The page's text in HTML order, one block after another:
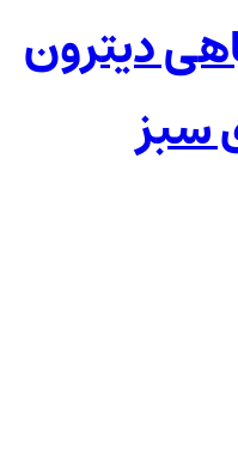
دیترون
سبز